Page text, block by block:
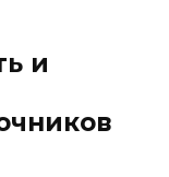
и